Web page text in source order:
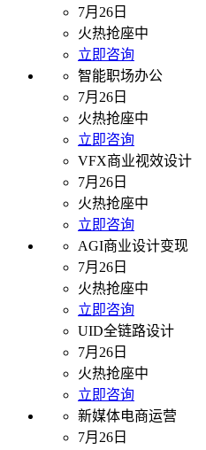
7月26日
火热抢座中
立即咨询
智能职场办公
7月26日
火热抢座中
立即咨询
VFX商业视效设计
7月26日
火热抢座中
立即咨询
AGI商业设计变现
7月26日
火热抢座中
立即咨询
UID全链路设计
7月26日
火热抢座中
立即咨询
新媒体电商运营
7月26日